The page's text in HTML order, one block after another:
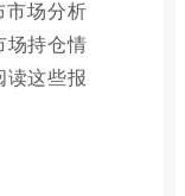
市场分析
场持仓情
读这些报